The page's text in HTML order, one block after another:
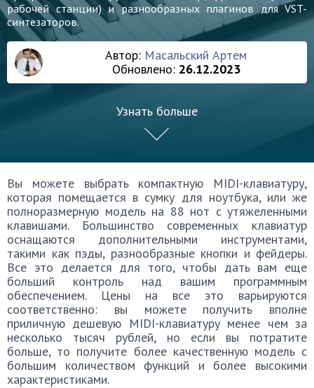
рабочей станции) и разнообразных плагинов для VST-
синтезаторов.
Автор: Масальский Артем
Обновлено: 26.12.2023
Узнать больше
Вы можете выбрать компактную MIDI-клавиатуру,
которая помещается в сумку для ноутбука, или же
полноразмерную модель на 88 нот с утяжеленными
клавишами. Большинство современных клавиатур
оснащаются дополнительными инструментами,
такими как пэды, разнообразные кнопки и фейдеры.
Все это делается для того, чтобы дать вам еще
больший контроль над вашим программным
обеспечением. Цены на все это варьируются
соответственно: вы можете получить вполне
приличную дешевую MIDI-клавиатуру менее чем за
несколько тысяч рублей, но если вы потратите
больше, то получите более качественную модель с
большим количеством функций и более высокими
характеристиками.